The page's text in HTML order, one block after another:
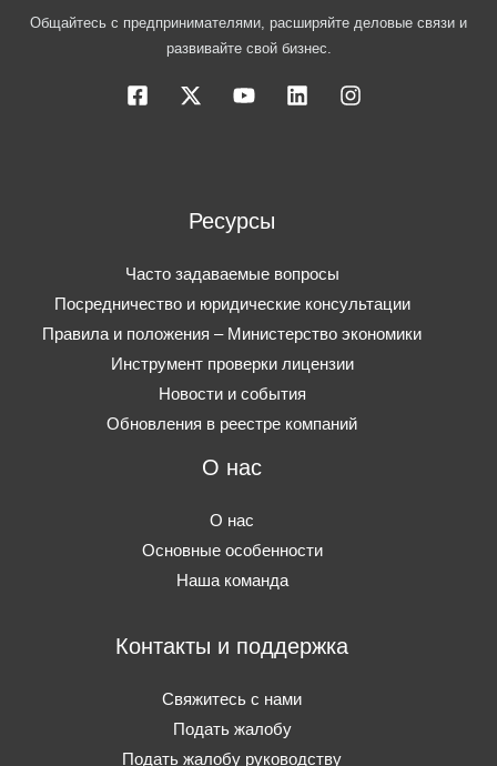
Общайтесь с предпринимателями, расширяйте деловые связи и
развивайте свой бизнес.
Ресурсы
Часто задаваемые вопросы
Посредничество и юридические консультации
Правила и положения – Министерство экономики
Инструмент проверки лицензии
Новости и события
Обновления в реестре компаний
О нас
О нас
Основные особенности
Наша команда
Контакты и поддержка
Свяжитесь с нами
Подать жалобу
Подать жалобу руководству